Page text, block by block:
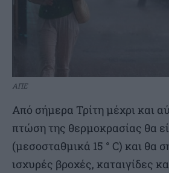
ΑΠΕ
Aπό σήμερα Τρίτη μέχρι και
πτώση της θερμοκρασίας θα
(μεσοσταθμικά 15 ° C) και θα
ισχυρές βροχές, καταιγίδες